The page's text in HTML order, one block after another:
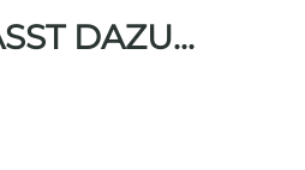
DAZU...